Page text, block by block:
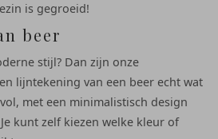
is gegroeid!
beer
stijl? Dan zijn onze
lijntekening van een beer echt wat
met een minimalistisch design
kunt zelf kiezen welke kleur of